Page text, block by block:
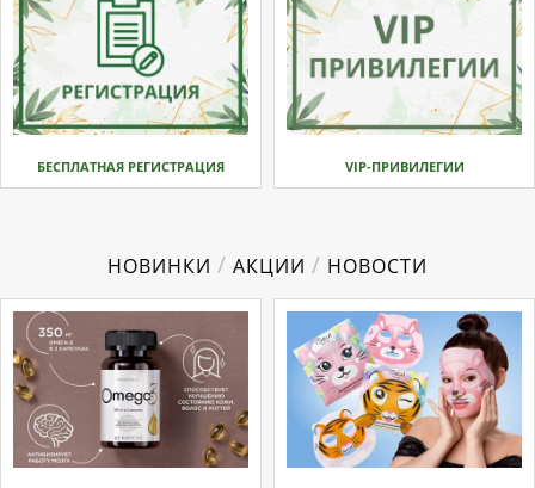
БЕСПЛАТНАЯ РЕГИСТРАЦИЯ VIP-ПРИВИЛЕГИИ
НОВИНКИ / АКЦИИ / НОВОСТИ